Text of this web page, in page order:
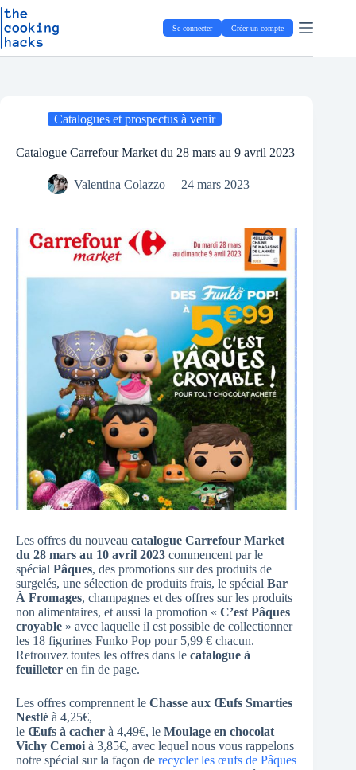
P
s
s
Passer
au
contenu
Se connecter Créer un compte
Catalogues et prospectus à venir
Catalogue Carrefour Market du 28 mars au 9 avril 2023
Valentina Colazzo 24 mars 2023
Les offres du nouveau catalogue Carrefour Market
du 28 mars au 10 avril 2023 commencent par le
spécial Pâques, des promotions sur des produits de
surgelés, une sélection de produits frais, le spécial Bar
À Fromages, champagnes et des offres sur les produits
non alimentaires, et aussi la promotion « C’est Pâques
croyable » avec laquelle il est possible de collectionner
les 18 figurines Funko Pop pour 5,99 € chacun.
Retrouvez toutes les offres dans le catalogue à
feuilleter en fin de page.
Les offres comprennent le Chasse aux Œufs Smarties
Nestlé à 4,25€,
le Œufs à cacher à 4,49€, le Moulage en chocolat
Vichy Cemoi à 3,85€, avec lequel nous vous rappelons
notre spécial sur la façon de recycler les œufs de Pâques